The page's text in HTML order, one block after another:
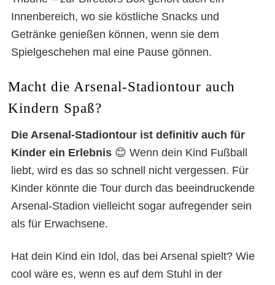
Innenbereich, wo sie köstliche Snacks und
Getränke genießen können, wenn sie dem
Spielgeschehen mal eine Pause gönnen.
Macht die Arsenal-Stadiontour auch
Kindern Spaß?
Die Arsenal-Stadiontour ist definitiv auch für
Kinder ein Erlebnis 😊 Wenn dein Kind Fußball
liebt, wird es das so schnell nicht vergessen. Für
Kinder könnte die Tour durch das beeindruckende
Arsenal-Stadion vielleicht sogar aufregender sein
als für Erwachsene.
Hat dein Kind ein Idol, das bei Arsenal spielt? Wie
cool wäre es, wenn es auf dem Stuhl in der